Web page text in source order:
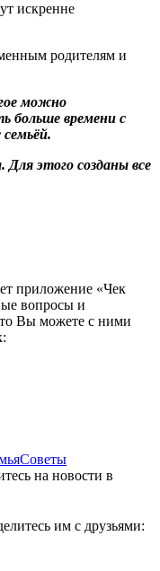
искренне
родителям и
можно
больше времени с
этого созданы все
приложение «Чек
вопросы и
Вы можете с ними
Советы
на новости в
им с друзьями: